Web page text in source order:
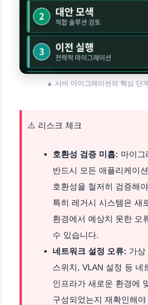
▲ 서버 마이그레이션의 핵심 단
⚠️ 리스크 체크
호환성 검증 미흡: 마이그
반드시 모든 애플리케이
호환성을 철저히 검증해
특히 레거시 시스템은 새
환경에서 예상치 못한 오
수 있습니다.
네트워크 설정 오류: 가상
스위치, VLAN 설정 등 네
인프라가 새로운 환경에
구성되었는지 재확인해